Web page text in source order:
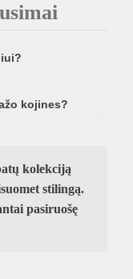
kojines?
kolekciją
stilingą.
pasiruošę